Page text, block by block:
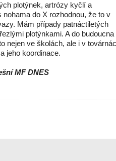
plotýnek, artrózy kyčlí a
do X rozhodnou, že to v
Mám případy patnáctiletých
plotýnkami. A do budoucna
nejen ve školách, ale i v
jeho koordinace.
MF DNES